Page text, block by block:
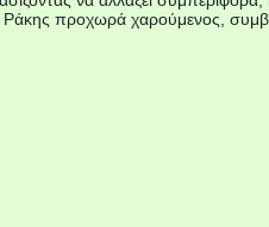
προχωρά χαρούμενος,